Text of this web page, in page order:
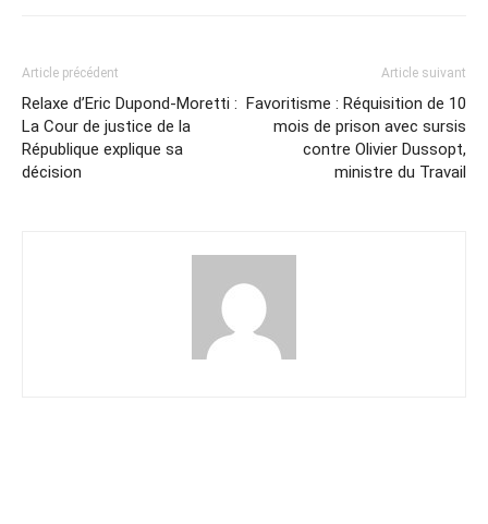
Article précédent
Relaxe d’Eric Dupond-Moretti :
La Cour de justice de la
République explique sa
décision
Article suivant
Favoritisme : Réquisition de 10
mois de prison avec sursis
contre Olivier Dussopt,
ministre du Travail